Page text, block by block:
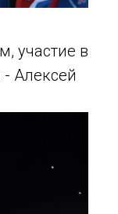
участие в
Алексей